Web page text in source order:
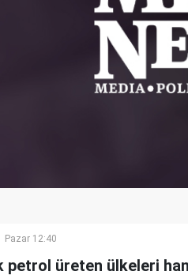
Pazar 12:40
petrol üreten ülkeleri